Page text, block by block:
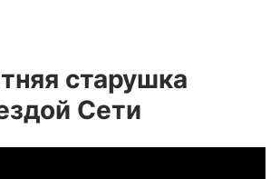
старушка
Сети